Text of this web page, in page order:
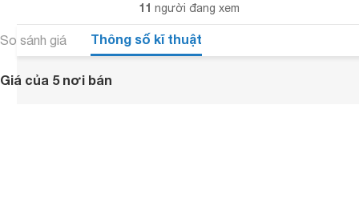
11 người đang xem
So sánh giá Thông số kĩ thuật
Giá của 5 nơi bán